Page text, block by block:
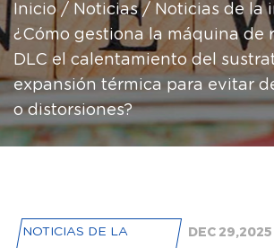
Inicio/ Noticias/ Noticias de la
¿Cómo gestiona la máquina de
DLC el calentamiento del
expansión térmica para evitar
o distorsiones?
NOTICIAS DE LA
DEC 29,2025